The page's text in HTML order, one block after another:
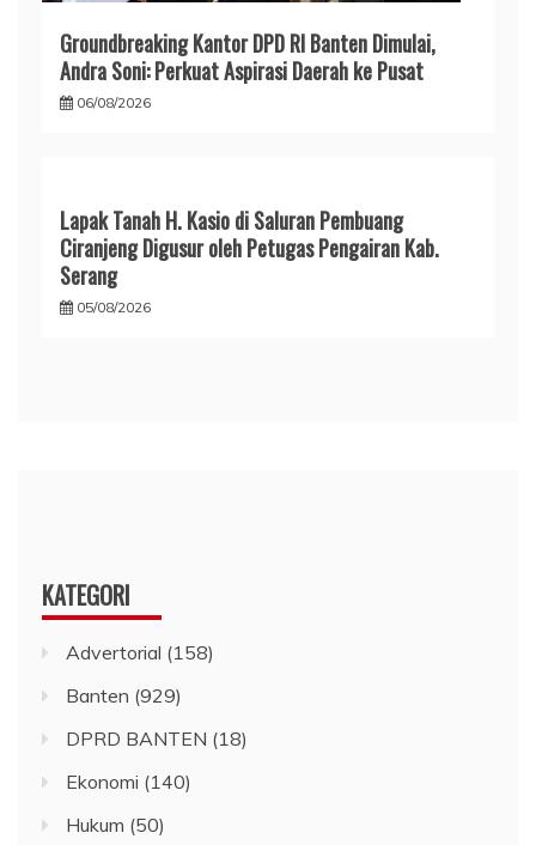
Groundbreaking Kantor DPD RI Banten Dimulai,
Andra Soni: Perkuat Aspirasi Daerah ke Pusat
06/08/2026
Lapak Tanah H. Kasio di Saluran Pembuang
Ciranjeng Digusur oleh Petugas Pengairan Kab.
Serang
05/08/2026
KATEGORI
Advertorial (158)
Banten (929)
DPRD BANTEN (18)
Ekonomi (140)
Hukum (50)